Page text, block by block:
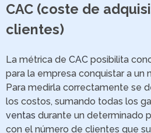
CAC (coste de
clientes)
La métrica de CAC posibilita
para la empresa conquistar a un
Para medirla correctamente se
los costos, sumando todas los
ventas durante un determinado
con el número de clientes que